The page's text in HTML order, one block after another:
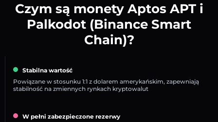
Czym są monety Aptos APT i
Palkodot (Binance Smart
Chain)?
Stabilna wartość
Powiązane w stosunku 1:1 z dolarem amerykańskim, zapewniają
stabilność na zmiennych rynkach kryptowalut
W pełni zabezpieczone rezerwy